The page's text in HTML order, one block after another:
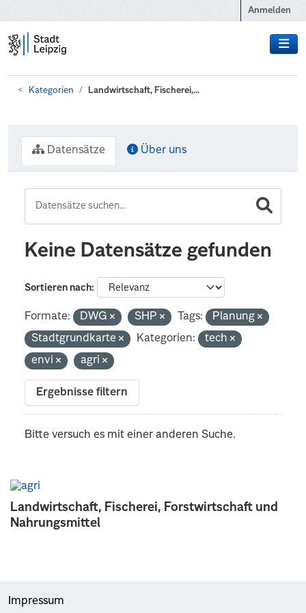
Anmelden
Kategorien Landwirtschaft, Fischerei,...
Landwirtschaft, Fischerei, Forstwirtschaft und
Nahrungsmittel
Datensätze Über uns
Keine Datensätze gefunden
Sortieren nach
Formate: DWG SHP Tags:
Planung
Stadtgrundkarte
Kategorien:
tech
envi
agri
Ergebnisse filtern
Bitte versuch es mit einer anderen Suche.
Impressum